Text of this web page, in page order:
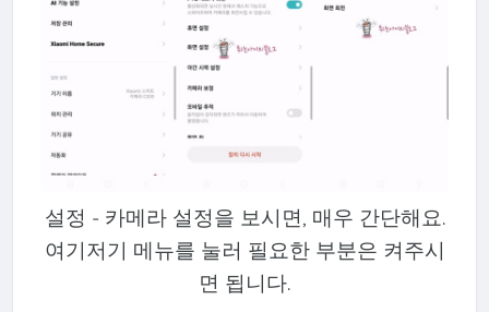
설정 - 카메라 설정을 보시면, 매우 간단해요.
여기저기 메뉴를 눌러 필요한 부분은 켜주시
면 됩니다.